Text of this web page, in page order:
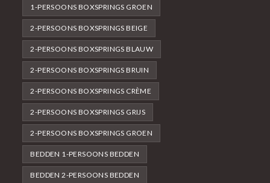
1-PERSOONS BOXSPRINGS GROEN
2-PERSOONS BOXSPRINGS BEIGE
2-PERSOONS BOXSPRINGS BLAUW
2-PERSOONS BOXSPRINGS BRUIN
2-PERSOONS BOXSPRINGS CRÈME
2-PERSOONS BOXSPRINGS GRIJS
2-PERSOONS BOXSPRINGS GROEN
BEDDEN 1-PERSOONS BEDDEN
BEDDEN 2-PERSOONS BEDDEN